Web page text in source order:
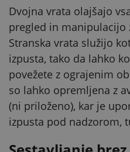
Dvojna vrata olajšajo
pregled in manipulacijo
Stranska vrata služijo
izpusta, tako da lahko
povežete z ograjenim
so lahko opremljena z
(ni priloženo), kar je
izpusta pod nadzorom,